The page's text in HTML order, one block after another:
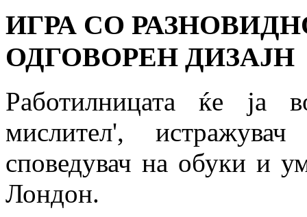
ИГРА СО
ОДГОВОРЕН ДИЗАЈН
Работилницата ќе ја
мислител',
споведувач на обуки и
Лондон.